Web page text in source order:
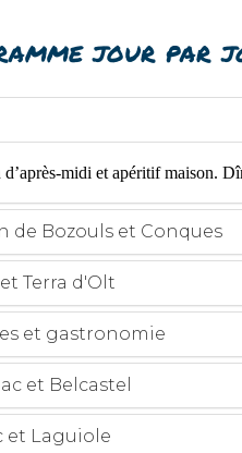
jour par
midi et apéritif maison.
de Bozouls et Conques
Terra d'Olt
et gastronomie
et Belcastel
et Laguiole